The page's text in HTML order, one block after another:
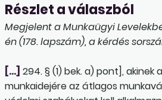
Részlet a válaszból
Megjelent a Munkaügyi
én (178. lapszám), a kérdés
[…] 294. § (1) bek. a) pont],
munkaidejére az átlagos